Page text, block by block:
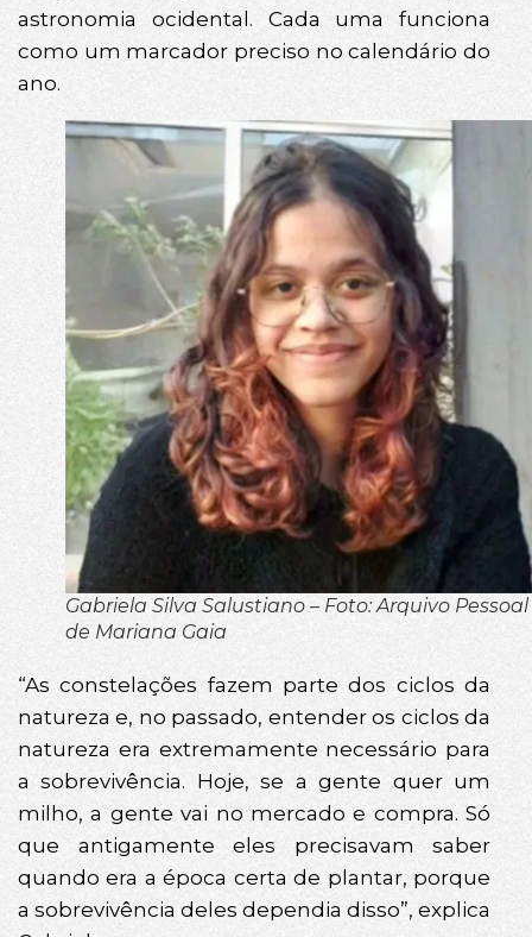
astronomia ocidental. Cada uma funciona
como um marcador preciso no calendário do
ano.
Gabriela Silva Salustiano – Foto: Arquivo Pessoal
de Mariana Gaia
“As constelações fazem parte dos ciclos da
natureza e, no passado, entender os ciclos da
natureza era extremamente necessário para
a sobrevivência. Hoje, se a gente quer um
milho, a gente vai no mercado e compra. Só
que antigamente eles precisavam saber
quando era a época certa de plantar, porque
a sobrevivência deles dependia disso”, explica